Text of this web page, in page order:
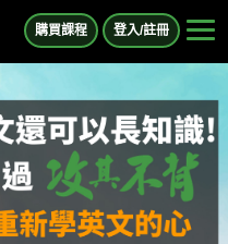
購買課程 登入/註冊